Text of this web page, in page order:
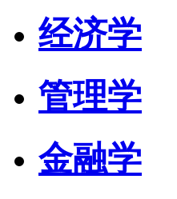
经济学
管理学
金融学